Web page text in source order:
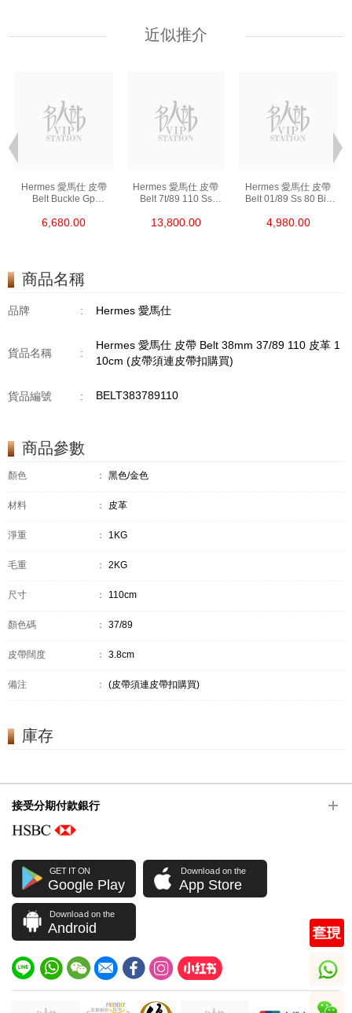
近似推介
Hermes 愛馬仕 皮帶
Belt Buckle Gp
(皮帶扣須連皮帶購買)
6,680.00
Hermes 愛馬仕 皮帶
Belt 7t/89 110 Ss
110cm
13,800.00
Hermes 愛馬仕 皮帶
Belt 01/89 Ss 80 Big
4,980.00
商品名稱
品牌 : Hermes 愛馬仕
貨品名稱 :
Hermes 愛馬仕 皮帶 Belt 38mm 37/89 110 皮革 1
10cm (皮帶須連皮帶扣購買)
貨品編號 : BELT383789110
商品參數
顏色 ： 黑色/金色
材料 ： 皮革
淨重 ： 1KG
毛重 ： 2KG
尺寸 ： 110cm
顏色碼 ： 37/89
皮帶闊度 ： 3.8cm
備注 ： (皮帶須連皮帶扣購買)
庫存
接受分期付款銀行
GET IT ON
Google Play
Download on the
App Store
Download on the
Android
whatsapp